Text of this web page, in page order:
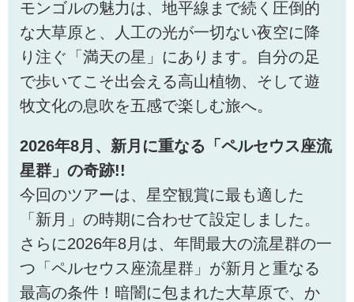
モンゴルの魅力は、地平線まで続く圧倒的
な大草原と、人工の光が一切ない夜空に降
り注ぐ「満天の星」にあります。自分の足
で歩いてこそ出会える高山植物、そして遊
牧文化の息吹を五感で楽しむ旅へ。
2026年8月、新月に重なる「ペルセウス座流
星群」の奇跡!!
今回のツアーは、星空観賞に最も適した
「新月」の時期に合わせて設定しました。
さらに2026年8月は、年間最大の流星群の一
つ「ペルセウス座流星群」が新月と重なる
最高の条件！暗闇に包まれた大草原で、か